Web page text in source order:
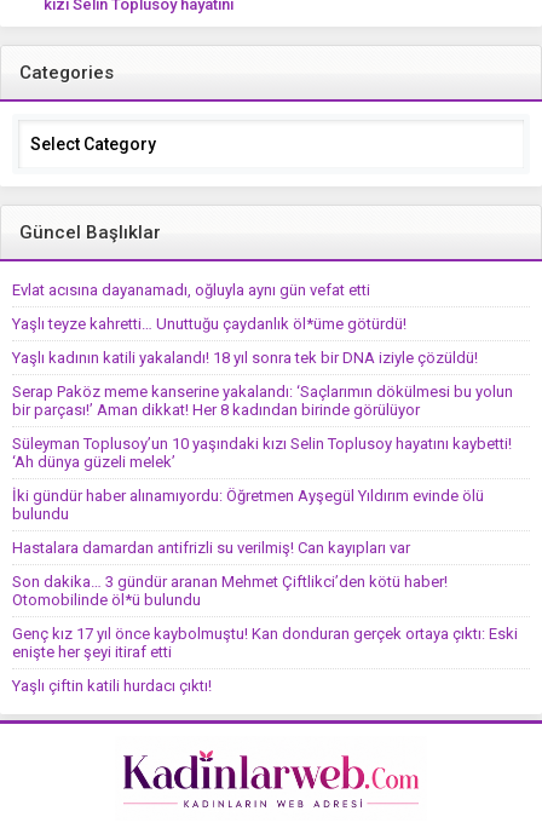
kızı Selin Toplusoy hayatını
kaybetti! ‘Ah dünya güzeli melek’
Categories
Categories
Güncel Başlıklar
Evlat acısına dayanamadı, oğluyla aynı gün vefat etti
Yaşlı teyze kahretti… Unuttuğu çaydanlık öl*üme götürdü!
Yaşlı kadının katili yakalandı! 18 yıl sonra tek bir DNA iziyle çözüldü!
Serap Paköz meme kanserine yakalandı: ‘Saçlarımın dökülmesi bu yolun
bir parçası!’ Aman dikkat! Her 8 kadından birinde görülüyor
Süleyman Toplusoy’un 10 yaşındaki kızı Selin Toplusoy hayatını kaybetti!
‘Ah dünya güzeli melek’
İki gündür haber alınamıyordu: Öğretmen Ayşegül Yıldırım evinde ölü
bulundu
Hastalara damardan antifrizli su verilmiş! Can kayıpları var
Son dakika… 3 gündür aranan Mehmet Çiftlikci’den kötü haber!
Otomobilinde öl*ü bulundu
Genç kız 17 yıl önce kaybolmuştu! Kan donduran gerçek ortaya çıktı: Eski
enişte her şeyi itiraf etti
Yaşlı çiftin katili hurdacı çıktı!